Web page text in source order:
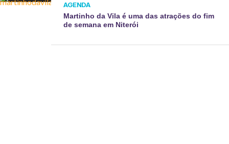
AGENDA
Martinho da Vila é uma das atrações do fim
de semana em Niterói